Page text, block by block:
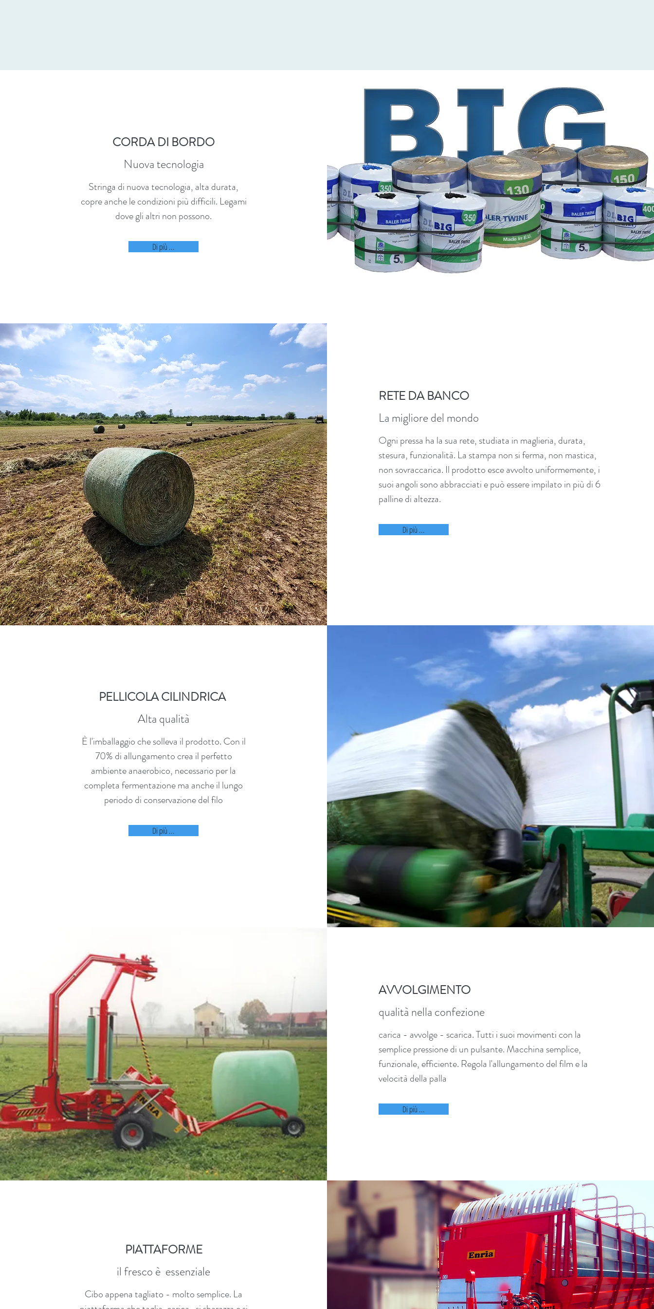
CORDA DI BORDO
Nuova tecnologia
Stringa di nuova tecnologia, alta durata,
copre anche le condizioni più difficili. Legami
dove gli altri non possono.
Di più ...
RETE DA BANCO
La migliore del mondo
Ogni pressa ha la sua rete, studiata in maglieria, durata,
stesura, funzionalità. La stampa non si ferma, non mastica,
non sovraccarica. Il prodotto esce avvolto uniformemente, i
suoi angoli sono abbracciati e può essere impilato in più di 6
palline di altezza.
Di più ...
PELLICOLA CILINDRICA
Alta qualità
È l'imballaggio che solleva il prodotto. Con il
70% di allungamento crea il perfetto
ambiente anaerobico, necessario per la
completa fermentazione ma anche il lungo
periodo di conservazione del filo
Di più ...
AVVOLGIMENTO
qualità nella confezione
carica - avvolge - scarica. Tutti i suoi movimenti con la
semplice pressione di un pulsante. Macchina semplice,
funzionale, efficiente. Regola l'allungamento del film e la
velocità della palla
Di più ...
PIATTAFORME
il fresco è essenziale
Cibo appena tagliato - molto semplice. La